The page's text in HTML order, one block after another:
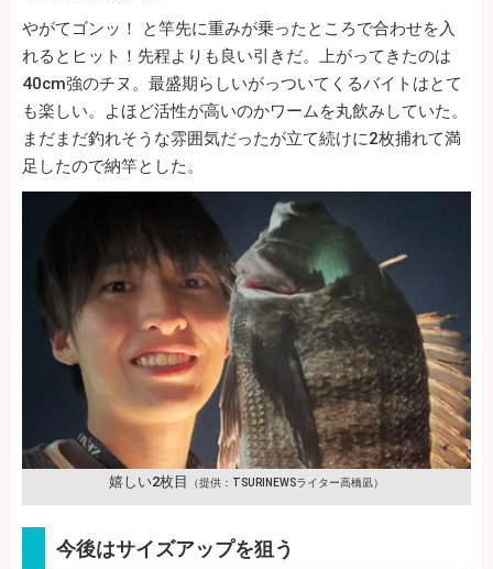
やがてゴンッ！ と竿先に重みが乗ったところで合わせを入
れるとヒット！先程よりも良い引きだ。上がってきたのは
40cm強のチヌ。最盛期らしいがっついてくるバイトはとて
も楽しい。よほど活性が高いのかワームを丸飲みしていた。
まだまだ釣れそうな雰囲気だったが立て続けに2枚捕れて満
足したので納竿とした。
嬉しい2枚目 （提供：TSURINEWSライター高橋凪）
今後はサイズアップを狙う